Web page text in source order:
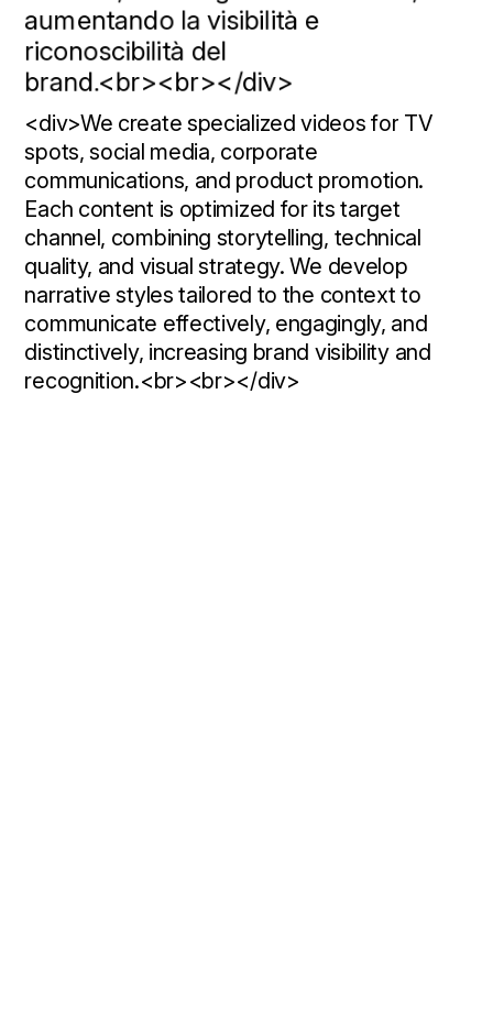
aumentando la visibilità e
riconoscibilità del
brand.<br><br></div>
<div>We create specialized videos for TV
spots, social media, corporate
communications, and product promotion.
Each content is optimized for its target
channel, combining storytelling, technical
quality, and visual strategy. We develop
narrative styles tailored to the context to
communicate effectively, engagingly, and
distinctively, increasing brand visibility and
recognition.<br><br></div>